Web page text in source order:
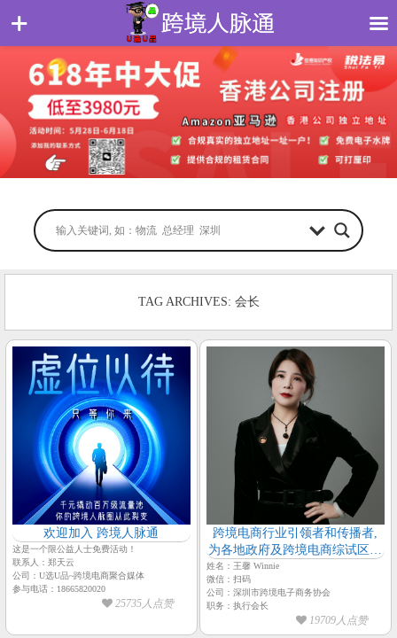
TAG ARCHIVES: 会长
欢迎加入 跨境人脉通
这是一个限公益人士免费活动！
联系人：郑天云
公司：U选U品~跨境电商聚合媒体
参与电话：18665820020
25735人点赞
跨境电商行业引领者和传播者,
为各地政府及跨境电商综试区做
专题报告-深圳市跨境电子商务
姓名：王馨 Winnie
微信：扫码
公司：深圳市跨境电子商务协会
职务：执行会长
19709人点赞